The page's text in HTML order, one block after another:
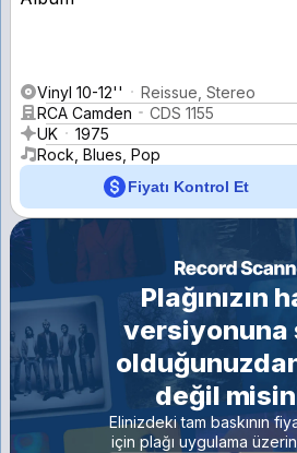
Vinyl 10-12''
Reissue, Stereo
RCA Camden
CDS 1155
UK
1975
Rock, Blues, Pop
Fiyatı Kontrol Et
Plağınızın
versiyonuna
değil
Elinizdeki tam baskının
için plağı uygulama